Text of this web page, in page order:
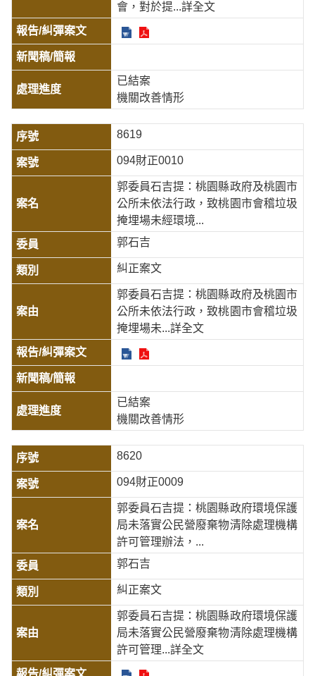
會，對於提...詳全文
已結案
機關改善情形
8619
094財正0010
郭委員石吉提：桃園縣政府及桃園市
公所未依法行政，致桃園市會稽垃圾
掩埋場未經環境...
郭石吉
糾正案文
郭委員石吉提：桃園縣政府及桃園市
公所未依法行政，致桃園市會稽垃圾
掩埋場未...詳全文
已結案
機關改善情形
8620
094財正0009
郭委員石吉提：桃園縣政府環境保護
局未落實公民營廢棄物清除處理機構
許可管理辦法，...
郭石吉
糾正案文
郭委員石吉提：桃園縣政府環境保護
局未落實公民營廢棄物清除處理機構
許可管理...詳全文